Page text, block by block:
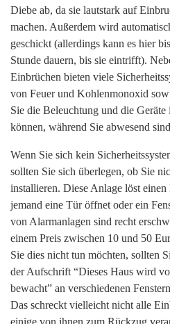
Diebe ab, da sie lautstark auf
machen. Außerdem wird
geschickt (allerdings kann es hier
Stunde dauern, bis sie eintrifft).
Einbrüchen bieten viele
von Feuer und Kohlenmonoxid
Sie die Beleuchtung und die Geräte
können, während Sie abwesend
Wenn Sie sich kein
sollten Sie sich überlegen, ob Sie
installieren. Diese Anlage löst
jemand eine Tür öffnet oder ein
von Alarmanlagen sind recht
einem Preis zwischen 10 und 50
Sie dies nicht tun möchten, sollten
der Aufschrift “Dieses Haus wird
bewacht” an verschiedenen
Das schreckt vielleicht nicht alle
einige von ihnen zum Rückzug